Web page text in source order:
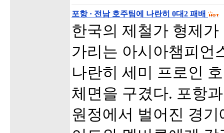
포항 · 전남 호주팀에 나란히 0대2 패배
한국의 제철가 형제
가리는 아시아챔피언
나란히 세미 프로인
체면을 구겼다. 포항
원정에서 벌어진 경